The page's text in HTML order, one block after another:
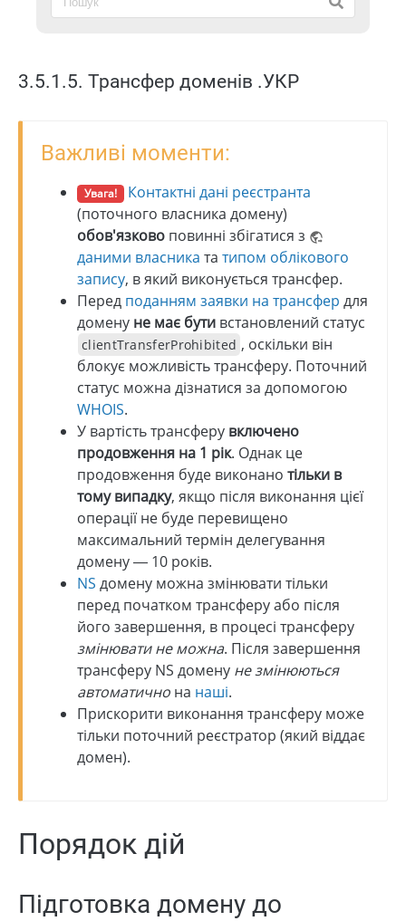
3.5.1.5. Трансфер доменів .УКР
Важливі моменти:
Увага!
Контактні дані реєстранта
(поточного власника домену)
обов'язково повинні збігатися з
даними власника та типом облікового
запису, в який виконується трансфер.
Перед поданням заявки на трансфер для
домену не має бути встановлений статус
clientTransferProhibited , оскільки він
блокує можливість трансферу. Поточний
статус можна дізнатися за допомогою
WHOIS.
У вартість трансферу включено
продовження на 1 рік. Однак це
продовження буде виконано тільки в
тому випадку, якщо після виконання цієї
операції не буде перевищено
максимальний термін делегування
домену — 10 років.
NS домену можна змінювати тільки
перед початком трансферу або після
його завершення, в процесі трансферу
змінювати не можна. Після завершення
трансферу NS домену не змінюються
автоматично на наші.
Прискорити виконання трансферу може
тільки поточний реєстратор (який віддає
домен).
Порядок дій
Підготовка домену до